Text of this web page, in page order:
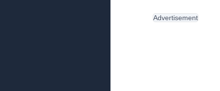
Advertisement